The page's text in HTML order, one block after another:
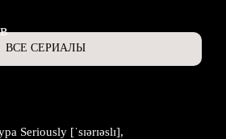
ВСЕ СЕРИАЛЫ
Seriously [ˈsɪərɪəslɪ],